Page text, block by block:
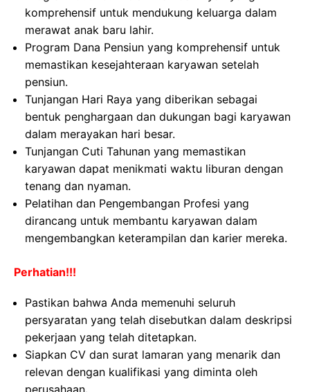
komprehensif untuk mendukung keluarga dalam
merawat anak baru lahir.
Program Dana Pensiun yang komprehensif untuk
memastikan kesejahteraan karyawan setelah
pensiun.
Tunjangan Hari Raya yang diberikan sebagai
bentuk penghargaan dan dukungan bagi karyawan
dalam merayakan hari besar.
Tunjangan Cuti Tahunan yang memastikan
karyawan dapat menikmati waktu liburan dengan
tenang dan nyaman.
Pelatihan dan Pengembangan Profesi yang
dirancang untuk membantu karyawan dalam
mengembangkan keterampilan dan karier mereka.
Perhatian!!!
Pastikan bahwa Anda memenuhi seluruh
persyaratan yang telah disebutkan dalam deskripsi
pekerjaan yang telah ditetapkan.
Siapkan CV dan surat lamaran yang menarik dan
relevan dengan kualifikasi yang diminta oleh
perusahaan.